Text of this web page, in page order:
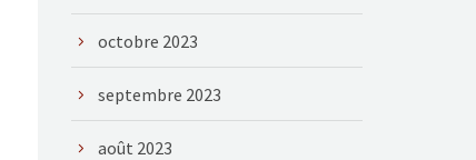
octobre 2023
septembre 2023
août 2023